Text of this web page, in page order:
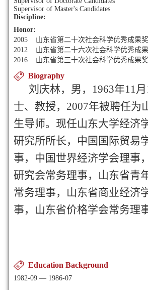
Supervisor of Master's Candidates
Discipline:
Honor:
2005 山东省第二十次社会科学优秀成果奖
2012 山东省第二十六次社会科学优秀成
2016 山东省第三十次社会科学优秀成果奖
Biography
刘庆林，男，1963年11
士、教授，2007年被聘任为
生导师。现任山东大学经济
研究所所长，中国国际贸易
事，中国世界经济学会理事
研究会常务理事，山东省青
常务理事，山东省商业经济
事，山东省价格学会常务理事
Education Background
1982-09 — 1986-07